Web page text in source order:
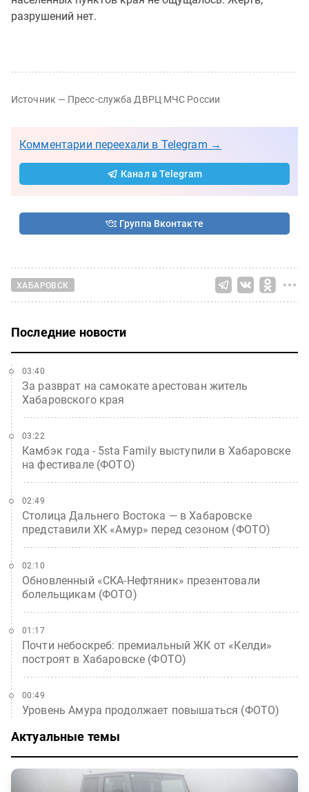
разрушений нет.
Источник — Пресс-служба ДВРЦ МЧС России
Комментарии переехали в Telegram →
Канал в Telegram
Группа Вконтакте
ХАБАРОВСК
Последние новости
За разврат на самокате арестован житель
Хабаровского края
03:40
Камбэк года - 5sta Family выступили в Хабаровске
на фестивале (ФОТО)
03:22
Столица Дальнего Востока — в Хабаровске
представили ХК «Амур» перед сезоном (ФОТО)
02:49
Обновленный «СКА-Нефтяник» презентовали
болельщикам (ФОТО)
02:10
Почти небоскреб: премиальный ЖК от «Келди»
построят в Хабаровске (ФОТО)
01:17
Уровень Амура продолжает повышаться (ФОТО)
00:49
Актуальные темы